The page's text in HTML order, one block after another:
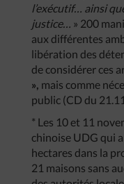
l’exécutif… ainsi
justice… » 200
aux différentes
libération des
de considérer ces
», mais comme
public (CD du
* Les 10 et 11
chinoise UDG qui
hectares dans la
21 maisons sans